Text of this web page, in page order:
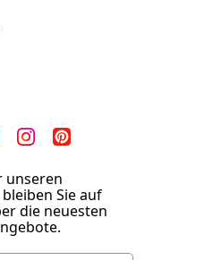
unseren
Sie auf
die neuesten